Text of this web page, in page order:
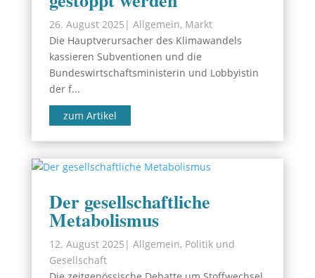
26. August 2025 | Allgemein, Markt
Die Hauptverursacher des Klimawandels
kassieren Subventionen und die
Bundeswirtschaftsministerin und Lobbyistin
der f...
zum Artikel
Der gesellschaftliche
Metabolismus
12. August 2025 | Allgemein, Politik und
Gesellschaft